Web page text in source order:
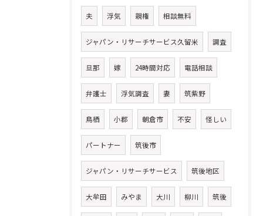
夫 浮気 親権 相談無料
ジャパン・リサーチサービス久留米 調査
旦那 嫁 24時間対応 電話相談
弁護士 浮気調査 妻 筑紫野
鳥栖 小郡 朝倉市 不安 怪しい
パートナー 筑後市
ジャパン・リサーチサービス 筑後地区
大牟田 みやま 大川 柳川 筑後